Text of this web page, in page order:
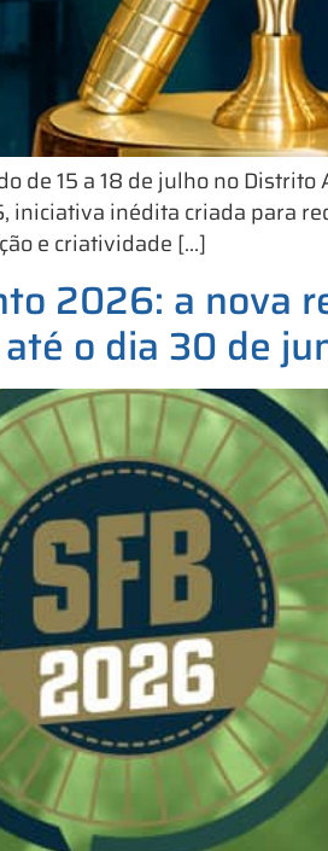
de 15 a 18 de julho no
iniciativa inédita criada para
e criatividade […]
2026: a nova
o dia 30 de